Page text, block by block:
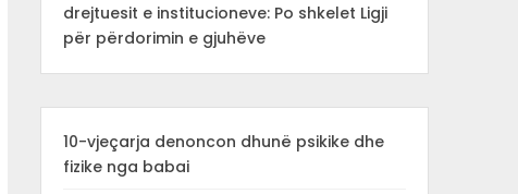
drejtuesit e institucioneve: Po shkelet Ligji
për përdorimin e gjuhëve
10-vjeçarja denoncon dhunë psikike dhe
fizike nga babai